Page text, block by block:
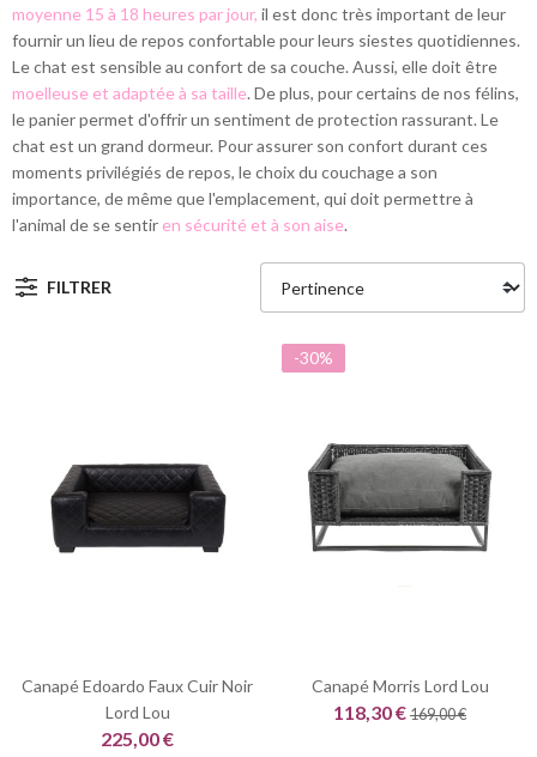
moyenne 15 à 18 heures par jour, il est donc très important de leur
fournir un lieu de repos confortable pour leurs siestes quotidiennes.
Le chat est sensible au confort de sa couche. Aussi, elle doit être
moelleuse et adaptée à sa taille. De plus, pour certains de nos félins,
le panier permet d'offrir un sentiment de protection rassurant. Le
chat est un grand dormeur. Pour assurer son confort durant ces
moments privilégiés de repos, le choix du couchage a son
importance, de même que l'emplacement, qui doit permettre à
l'animal de se sentir en sécurité et à son aise.
FILTRER
Canapé Edoardo Faux Cuir Noir
Lord Lou
225,00 €
-30%
Canapé Morris Lord Lou
118,30 €169,00 €